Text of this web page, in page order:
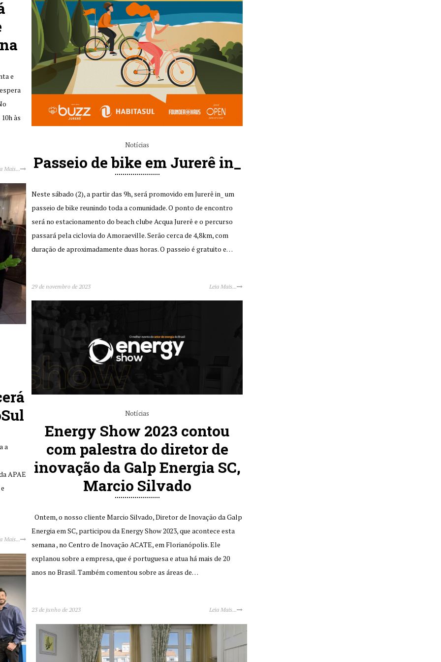
e
às
Mais...
Notícias
Passeio de bike em Jurerê in_
Neste sábado (2), a partir das 9h, será promovido em Jurerê in_ um
passeio de bike reunindo toda a comunidade. O ponto de encontro
será no estacionamento do beach clube Acqua Jurerê e o percurso
passará pela ciclovia do Amoraeville. Serão cerca de 4,8km, com
duração de aproximadamente duas horas. O passeio é gratuito e…
29 de novembro de 2023 Leia Mais...
a
APAE
Mais...
Notícias
Energy Show 2023 contou
com palestra do diretor de
inovação da Galp Energia SC,
Marcio Silvado
Ontem, o nosso cliente Marcio Silvado, Diretor de Inovação da Galp
Energia em SC, participou da Energy Show 2023, que acontece esta
semana , no Centro de Inovação ACATE, em Florianópolis. Ele
explanou sobre a empresa, que é portuguesa e atua há mais de 20
anos no Brasil. Também comentou sobre as áreas de…
23 de junho de 2023 Leia Mais...